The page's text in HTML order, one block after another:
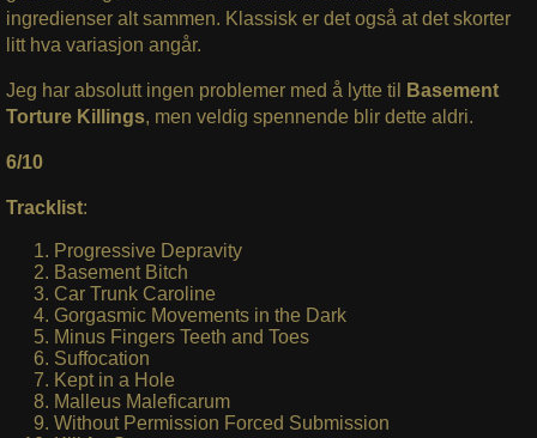
ingredienser alt sammen. Klassisk er det også at det skorter
litt hva variasjon angår.
Jeg har absolutt ingen problemer med å lytte til
Basement
Torture Killings, men veldig spennende blir dette aldri.
6/10
Tracklist:
Progressive Depravity
Basement Bitch
Car Trunk Caroline
Gorgasmic Movements in the Dark
Minus Fingers Teeth and Toes
Suffocation
Kept in a Hole
Malleus Maleficarum
Without Permission Forced Submission